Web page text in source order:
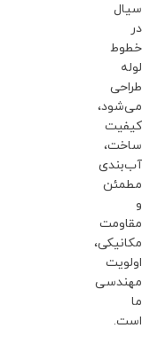
سیال
در
خطوط
لوله
طراحی
می‌شود،
کیفیت
ساخت،
آب‌بندی
مطمئن
و
مقاومت
مکانیکی،
اولویت
مهندسی
ما
است.